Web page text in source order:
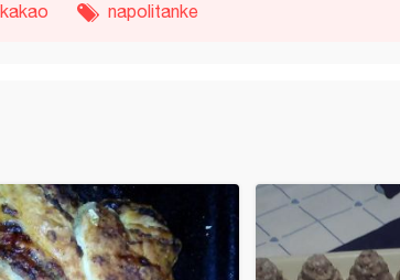
kakao napolitanke